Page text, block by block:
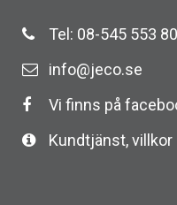
Tel: 08-545 553
info@jeco.se
Vi finns på
Kundtjänst,